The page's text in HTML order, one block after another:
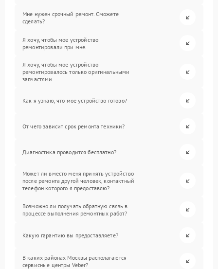
Мне нужен срочный ремонт. Сможете
сделать?
Я хочу, чтобы мое устройство
ремонтировали при мне.
Я хочу, чтобы мое устройство
ремонтировалось только оригинальными
запчастями.
Как я узнаю, что мое устройство готово?
От чего зависит срок ремонта техники?
Диагностика проводится бесплатно?
Может ли вместо меня принять устройство
после ремонта другой человек, контактный
телефон которого я предоставлю?
Возможно ли получать обратную связь в
процессе выполнения ремонтных работ?
Какую гарантию вы предоставляете?
В каких районах Москвы располагаются
сервисные центры Veber?